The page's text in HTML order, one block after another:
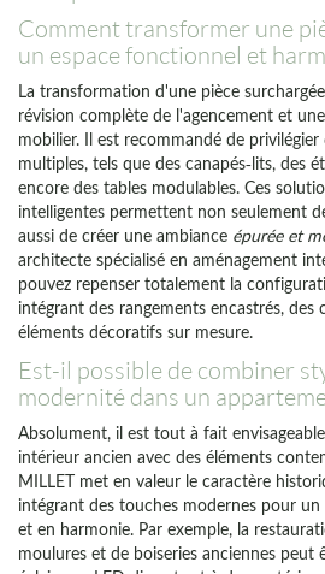
Comment transformer une
un espace fonctionnel et
La transformation d'une pièce
révision complète de l'agencement et
mobilier. Il est recommandé de
multiples, tels que des canapés-lits, des
encore des tables modulables. Ces
intelligentes permettent non seulement
aussi de créer une ambiance épurée et
architecte spécialisé en aménagement
pouvez repenser totalement la
intégrant des rangements encastrés, des
éléments décoratifs sur mesure.
Est-il possible de combiner
modernité dans un
Absolument, il est tout à fait
intérieur ancien avec des éléments
MILLET met en valeur le caractère
intégrant des touches modernes pour
et en harmonie. Par exemple, la
moulures et de boiseries anciennes peut